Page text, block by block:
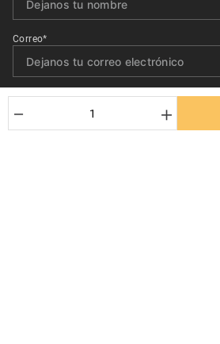
＋
－
Correo*
Quiero recibir el newsletter con